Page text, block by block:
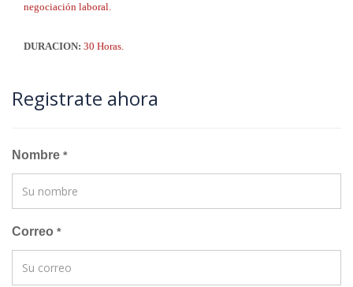
negociación laboral.
DURACION: 30 Horas.
Registrate ahora
Nombre *
Correo *